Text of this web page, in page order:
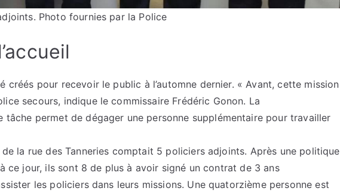
Photo fournies par la Police
créés pour recevoir le public à l’automne dernier. « Avant, cette mission
secours, indique le commissaire Frédéric Gonon. La
tâche permet de dégager une personne supplémentaire pour travailler
de la rue des Tanneries comptait 5 policiers adjoints. Après une politique
ce jour, ils sont 8 de plus à avoir signé un contrat de 3 ans
les policiers dans leurs missions. Une quatorzième personne est